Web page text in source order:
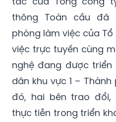
thông Toàn cầu
phòng làm việc của
việc trực tuyến cùng
nghệ đang được triển
dân khu vực 1 – Thành
đó, hai bên trao đổi,
thực tiễn trong triển